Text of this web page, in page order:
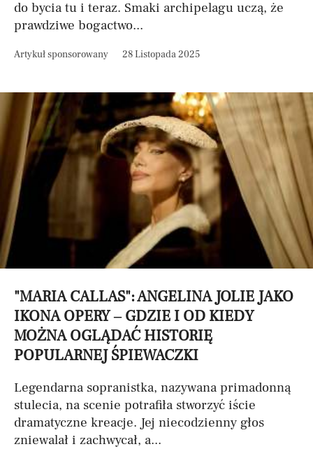
do bycia tu i teraz. Smaki archipelagu uczą, że
prawdziwe bogactwo...
Artykuł sponsorowany 28 Listopada 2025
"MARIA CALLAS": ANGELINA JOLIE JAKO
IKONA OPERY – GDZIE I OD KIEDY
MOŻNA OGLĄDAĆ HISTORIĘ
POPULARNEJ ŚPIEWACZKI
Legendarna sopranistka, nazywana primadonną
stulecia, na scenie potrafiła stworzyć iście
dramatyczne kreacje. Jej niecodzienny głos
zniewalał i zachwycał, a...